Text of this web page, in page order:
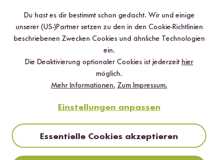
Bio Kokosmilch
250 ml
Gelbe Bio Linsen
600 g
Du hast es dir bestimmt schon gedacht. Wir und einige
unserer (US-)Partner setzen zu den in den Cookie-Richtlinien
beschriebenen Zwecken Cookies und ähnliche Technologien
ein.
Die Deaktivierung optionaler Cookies ist jederzeit hier
möglich.
Mehr Informationen. Zum Impressum.
Einstellungen anpassen
Essentielle Cookies akzeptieren